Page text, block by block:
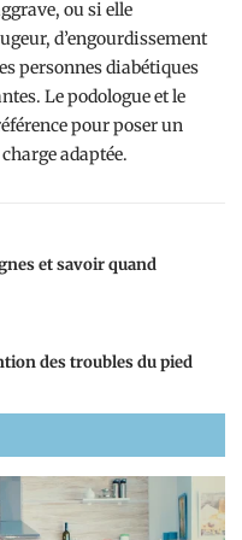
ou si elle
d’engourdissement
personnes diabétiques
Le podologue et le
pour poser un
adaptée.
et savoir quand
des troubles du pied